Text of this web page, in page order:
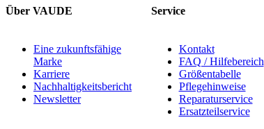
Über VAUDE
Eine zukunftsfähige
Marke
Karriere
Nachhaltigkeitsbericht
Newsletter
Service
Kontakt
FAQ / Hilfebereich
Größentabelle
Pflegehinweise
Reparaturservice
Ersatzteilservice